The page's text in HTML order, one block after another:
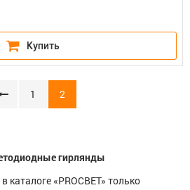
1 2
гирлянды
каталоге «PROСВЕТ» только